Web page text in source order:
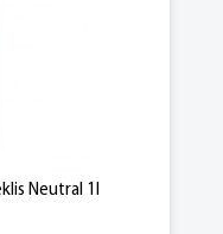
Neutral 1l